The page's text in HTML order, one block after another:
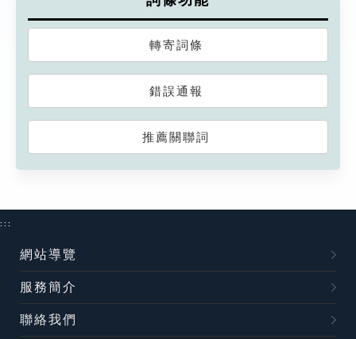
轉寄詞條
錯誤通報
推薦關聯詞
:::
網站導覽
服務簡介
聯絡我們